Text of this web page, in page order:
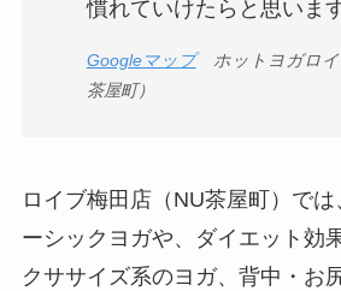
慣れていけたらと思います
Googleマップホットヨガロイ
茶屋町）
ロイブ梅田店（NU茶屋町）で
ーシックヨガや、ダイエット効
クササイズ系のヨガ、背中・お